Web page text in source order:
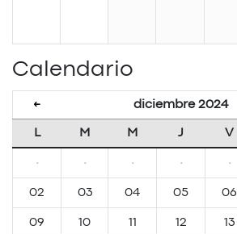
Calendario
← diciembre 2024
L M M J V
· · · · ·
02 03 04 05 06
09 10 11 12 13